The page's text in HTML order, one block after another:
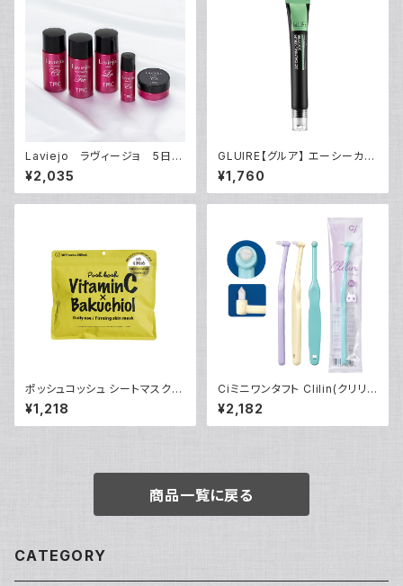
Laviejo ラヴィージョ 5日分
トライアルセット
¥2,035
GLUIRE【グルア】 エーシーカー
ミング セラム ブースター 20ml
韓国コスメ 美容液 シカ トラブル
ケア スポットケア
¥1,760
ポッシュコッシュ シートマスク フ
ァーミングスキン
¥1,218
Ciミニワンタフト Clilin(クリリ
ン)
¥2,182
商品一覧に戻る
CATEGORY